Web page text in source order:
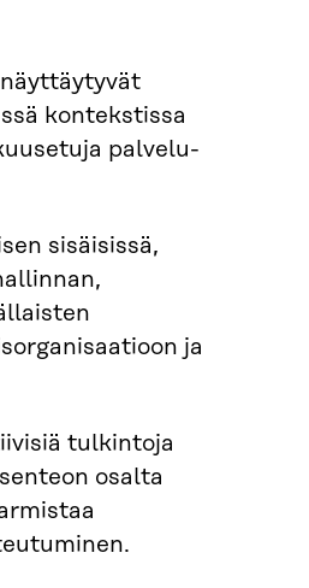
kontekstissa
palvelu-
sisäisissä,
ja
tulkintoja
osalta